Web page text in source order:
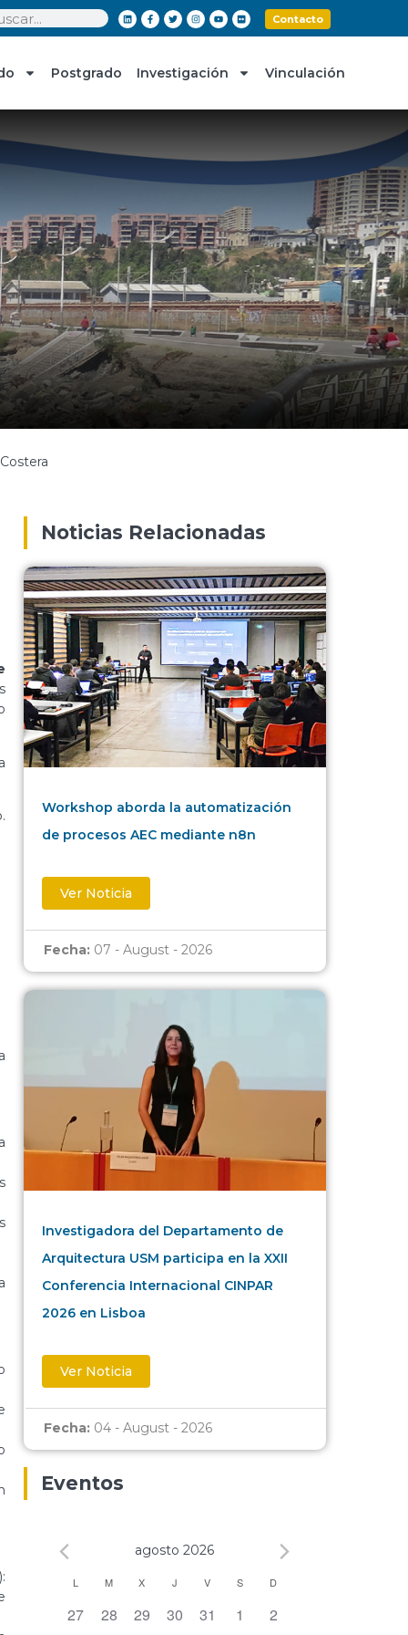
Contacto
Postgrado Investigación Vinculación
Noticias Relacionadas
Workshop aborda la automatización
de procesos AEC mediante n8n
Ver Noticia
Fecha: 07 - August - 2026
Investigadora del Departamento de
Arquitectura USM participa en la XXII
Conferencia Internacional CINPAR
2026 en Lisboa
Ver Noticia
Fecha: 04 - August - 2026
Eventos
agosto 2026
Calendario
de
L M X J V S D
0 eventos,
27 0 eventos,
28 0 eventos,
29 0 eventos,
30 0 eventos,
31 0 eventos,
1 0 eventos,
2